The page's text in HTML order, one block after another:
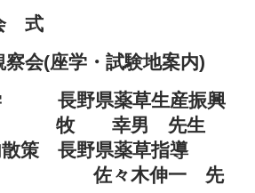
式
会(座学・試験地案内)
⻑野県薬草⽣産振興
牧 幸男 先⽣
散策 ⻑野県薬草指導
々⽊伸⼀ 先